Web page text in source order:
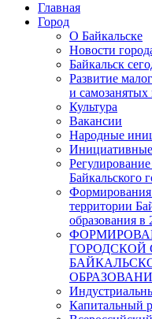
Главная
Город
О Байкальске
Новости
Байкальск
Развитие
и самозанятых
Культура
Вакансии
Народные
Байкальского
Формирования
территории
образования в
ГОРОДСКОЙ
Капитальный